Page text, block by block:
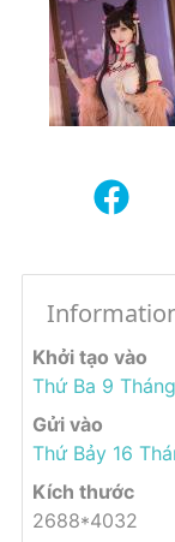
Khởi tạo vào
Thứ Ba 9
Gửi vào
Thứ Bảy 16
Kích thước
2688*4032